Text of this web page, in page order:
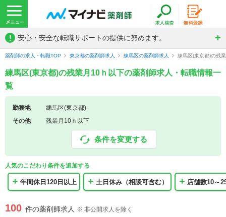
! 安心・安全な転職サポートの提供に努めます。
薬剤師の求人・転職TOP 東京都の薬剤師求人 練馬区の薬剤師求人 練馬区(東京都)の残
練馬区(東京都)の残業月10ｈ以下の薬剤師求人・転職情報一
覧
勤務地
練馬区(東京都)
その他
残業月10ｈ以下
条件を変更する
人気のこだわり条件を追加する
年間休日120日以上 土日休み（相談可含む） 店舗数10～
100 件の薬剤師求人 ※ 非公開求人を除く